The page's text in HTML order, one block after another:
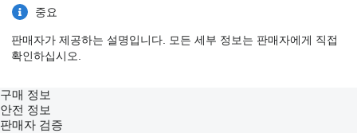
중요
판매자가 제공하는 설명입니다. 모든 세부 정보는 판매자에게 직접
확인하십시오.
구매 정보
안전 정보
판매자 검증